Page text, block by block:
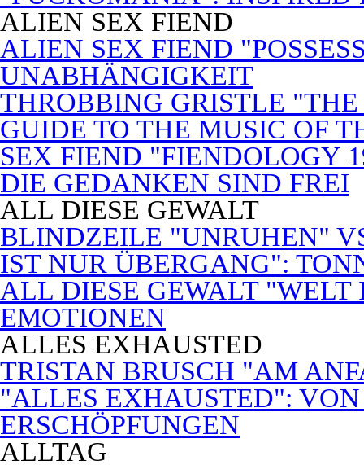
ALIEN SEX FIEND
ALIEN SEX FIEND
UNABHÄNGIGKEIT
THROBBING GRISTLE
GUIDE TO THE MUSIC OF
SEX FIEND "FIENDOLOGY
DIE GEDANKEN SIND FREI
ALL DIESE GEWALT
BLINDZEILE "UNRUHEN"
IST NUR ÜBERGANG":
ALL DIESE GEWALT
EMOTIONEN
ALLES EXHAUSTED
TRISTAN BRUSCH "AM
"ALLES EXHAUSTED":
ERSCHÖPFUNGEN
ALLTAG